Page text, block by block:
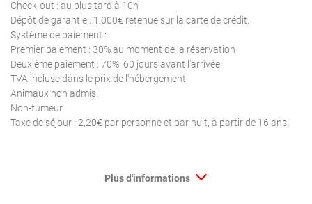
Check-out : au plus tard à 10h
Dépôt de garantie : 1.000€ retenue sur la carte de crédit.
Système de paiement :
Premier paiement : 30% au moment de la réservation
Deuxième paiement : 70%, 60 jours avant l'arrivée
TVA incluse dans le prix de l'hébergement
Animaux non admis.
Non-fumeur
Taxe de séjour : 2,20€ par personne et par nuit, à partir de 16 ans.
Plus d'informations